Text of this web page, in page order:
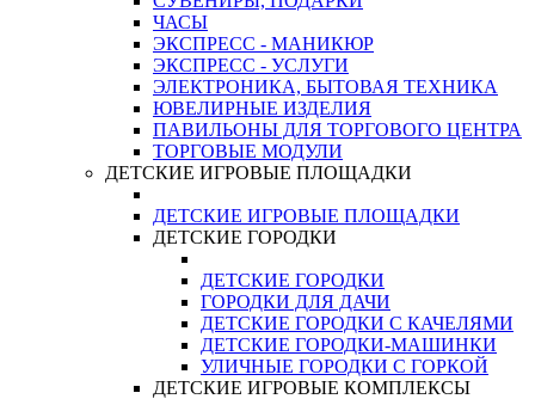
ЧАСЫ
ЭКСПРЕСС - МАНИКЮР
ЭКСПРЕСС - УСЛУГИ
ЭЛЕКТРОНИКА, БЫТОВАЯ ТЕХНИКА
ЮВЕЛИРНЫЕ ИЗДЕЛИЯ
ПАВИЛЬОНЫ ДЛЯ ТОРГОВОГО ЦЕНТРА
ТОРГОВЫЕ МОДУЛИ
ДЕТСКИЕ ИГРОВЫЕ ПЛОЩАДКИ
ДЕТСКИЕ ИГРОВЫЕ ПЛОЩАДКИ
ДЕТСКИЕ ГОРОДКИ
ДЕТСКИЕ ГОРОДКИ
ГОРОДКИ ДЛЯ ДАЧИ
ДЕТСКИЕ ГОРОДКИ С КАЧЕЛЯМИ
ДЕТСКИЕ ГОРОДКИ-МАШИНКИ
УЛИЧНЫЕ ГОРОДКИ С ГОРКОЙ
ДЕТСКИЕ ИГРОВЫЕ КОМПЛЕКСЫ